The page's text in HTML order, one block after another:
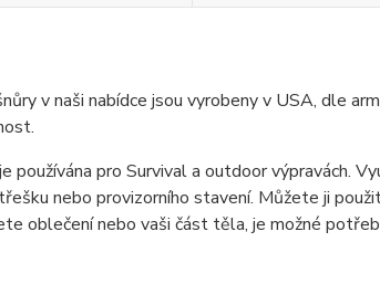
v naši nabídce jsou vyrobeny v USA, dle
pro Survival a outdoor výpravách.
nebo provizorního stavení. Můžete ji
oblečení nebo vaši část těla, je možné